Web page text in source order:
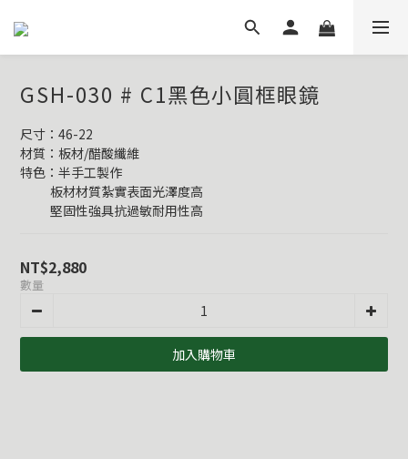
GSH-030 # C1黑色小圓框眼鏡
尺寸：46-22
材質：板材/醋酸纖維
特色：半手工製作
           板材材質紮實表面光澤度高
           堅固性強具抗過敏耐用性高
NT$2,880
數量
加入購物車